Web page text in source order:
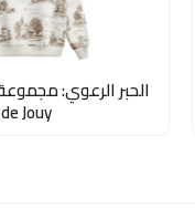
de Jouy